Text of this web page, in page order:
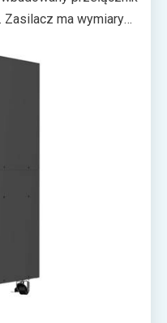
ma wymiary
urządzenie ma być